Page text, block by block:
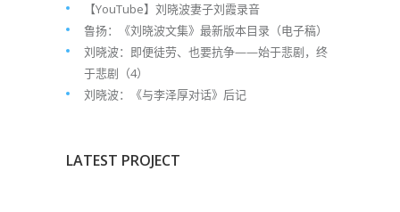
【YouTube】刘晓波妻子刘霞录音
鲁扬：《刘晓波文集》最新版本目录（电子稿）
刘晓波：即便徒劳、也要抗争——始于悲剧，终
于悲剧（4）
刘晓波：《与李泽厚对话》后记
LATEST PROJECT